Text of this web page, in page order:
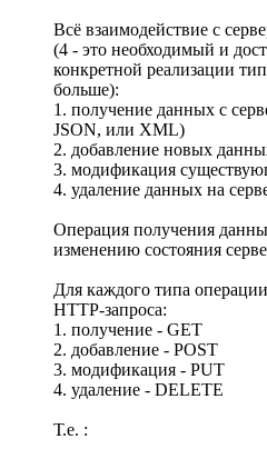
Всё взаимодействие с
(4 - это необходимый и
конкретной реализации
больше):
1. получение данных с
JSON, или XML)
2. добавление новых
3. модификация
4. удаление данных на
Операция получения
изменению состояния
Для каждого типа
HTTP-запроса:
1. получение - GET
2. добавление - POST
3. модификация - PUT
4. удаление - DELETE
Т.е. :